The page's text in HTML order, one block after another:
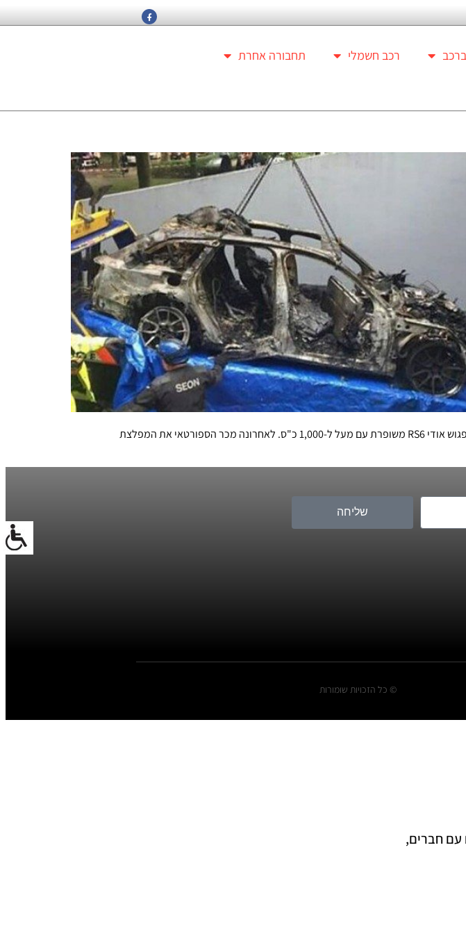
רכב חשמלי
תחבורה אחרת
ספורטאי האקסטרים השבדי ג'ון אולסון ידוע כחובב מכוניות קיצוני ובין היתר במוסך שלו ניתן היה לפגוש אודי RS6 משופרת עם מעל ל-1,000 כ"ס. לאחרונה מכר הספורטאי את המפלצת
שליחה
© כל הזכויות שומורות
עם חברים,